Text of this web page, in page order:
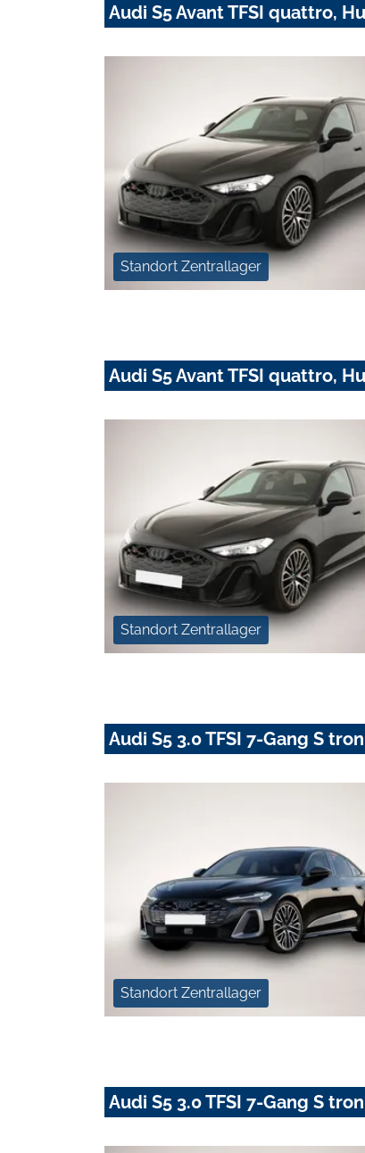
Audi S5 Avant TFSI quattro,
Standort Zentrallager
Audi S5 Avant TFSI quattro,
Standort Zentrallager
Audi S5 3.0 TFSI 7-Gang S
Standort Zentrallager
Audi S5 3.0 TFSI 7-Gang S